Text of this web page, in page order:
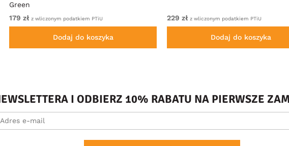
Green
179 zł z wliczonym podatkiem PTiU
Dodaj do koszyka
229 zł z wliczonym podatkiem PTiU
Dodaj do koszyka
I ODBIERZ 10% RABATU NA PIERWSZE